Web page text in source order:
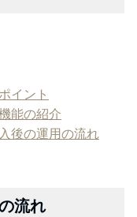
イント
能の紹介
後の運用の流れ
流れ